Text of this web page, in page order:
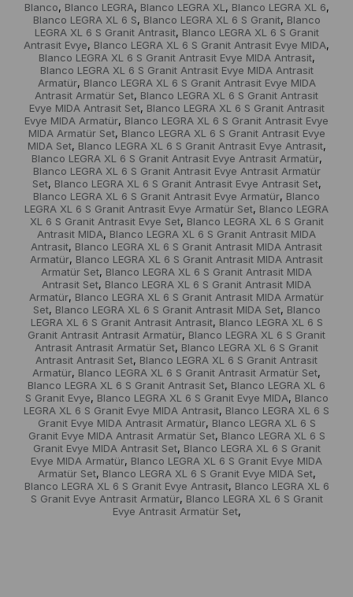
Blanco, Blanco LEGRA, Blanco LEGRA XL, Blanco LEGRA XL 6,
Blanco LEGRA XL 6 S, Blanco LEGRA XL 6 S Granit, Blanco
LEGRA XL 6 S Granit Antrasit, Blanco LEGRA XL 6 S Granit
Antrasit Evye, Blanco LEGRA XL 6 S Granit Antrasit Evye MIDA,
Blanco LEGRA XL 6 S Granit Antrasit Evye MIDA Antrasit,
Blanco LEGRA XL 6 S Granit Antrasit Evye MIDA Antrasit
Armatür, Blanco LEGRA XL 6 S Granit Antrasit Evye MIDA
Antrasit Armatür Set, Blanco LEGRA XL 6 S Granit Antrasit
Evye MIDA Antrasit Set, Blanco LEGRA XL 6 S Granit Antrasit
Evye MIDA Armatür, Blanco LEGRA XL 6 S Granit Antrasit Evye
MIDA Armatür Set, Blanco LEGRA XL 6 S Granit Antrasit Evye
MIDA Set, Blanco LEGRA XL 6 S Granit Antrasit Evye Antrasit,
Blanco LEGRA XL 6 S Granit Antrasit Evye Antrasit Armatür,
Blanco LEGRA XL 6 S Granit Antrasit Evye Antrasit Armatür
Set, Blanco LEGRA XL 6 S Granit Antrasit Evye Antrasit Set,
Blanco LEGRA XL 6 S Granit Antrasit Evye Armatür, Blanco
LEGRA XL 6 S Granit Antrasit Evye Armatür Set, Blanco LEGRA
XL 6 S Granit Antrasit Evye Set, Blanco LEGRA XL 6 S Granit
Antrasit MIDA, Blanco LEGRA XL 6 S Granit Antrasit MIDA
Antrasit, Blanco LEGRA XL 6 S Granit Antrasit MIDA Antrasit
Armatür, Blanco LEGRA XL 6 S Granit Antrasit MIDA Antrasit
Armatür Set, Blanco LEGRA XL 6 S Granit Antrasit MIDA
Antrasit Set, Blanco LEGRA XL 6 S Granit Antrasit MIDA
Armatür, Blanco LEGRA XL 6 S Granit Antrasit MIDA Armatür
Set, Blanco LEGRA XL 6 S Granit Antrasit MIDA Set, Blanco
LEGRA XL 6 S Granit Antrasit Antrasit, Blanco LEGRA XL 6 S
Granit Antrasit Antrasit Armatür, Blanco LEGRA XL 6 S Granit
Antrasit Antrasit Armatür Set, Blanco LEGRA XL 6 S Granit
Antrasit Antrasit Set, Blanco LEGRA XL 6 S Granit Antrasit
Armatür, Blanco LEGRA XL 6 S Granit Antrasit Armatür Set,
Blanco LEGRA XL 6 S Granit Antrasit Set, Blanco LEGRA XL 6
S Granit Evye, Blanco LEGRA XL 6 S Granit Evye MIDA, Blanco
LEGRA XL 6 S Granit Evye MIDA Antrasit, Blanco LEGRA XL 6 S
Granit Evye MIDA Antrasit Armatür, Blanco LEGRA XL 6 S
Granit Evye MIDA Antrasit Armatür Set, Blanco LEGRA XL 6 S
Granit Evye MIDA Antrasit Set, Blanco LEGRA XL 6 S Granit
Evye MIDA Armatür, Blanco LEGRA XL 6 S Granit Evye MIDA
Armatür Set, Blanco LEGRA XL 6 S Granit Evye MIDA Set,
Blanco LEGRA XL 6 S Granit Evye Antrasit, Blanco LEGRA XL 6
S Granit Evye Antrasit Armatür, Blanco LEGRA XL 6 S Granit
Evye Antrasit Armatür Set,